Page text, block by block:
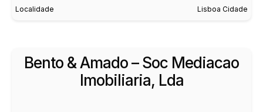
Localidade Lisboa Cidade
Bento & Amado – Soc Mediacao
Imobiliaria, Lda